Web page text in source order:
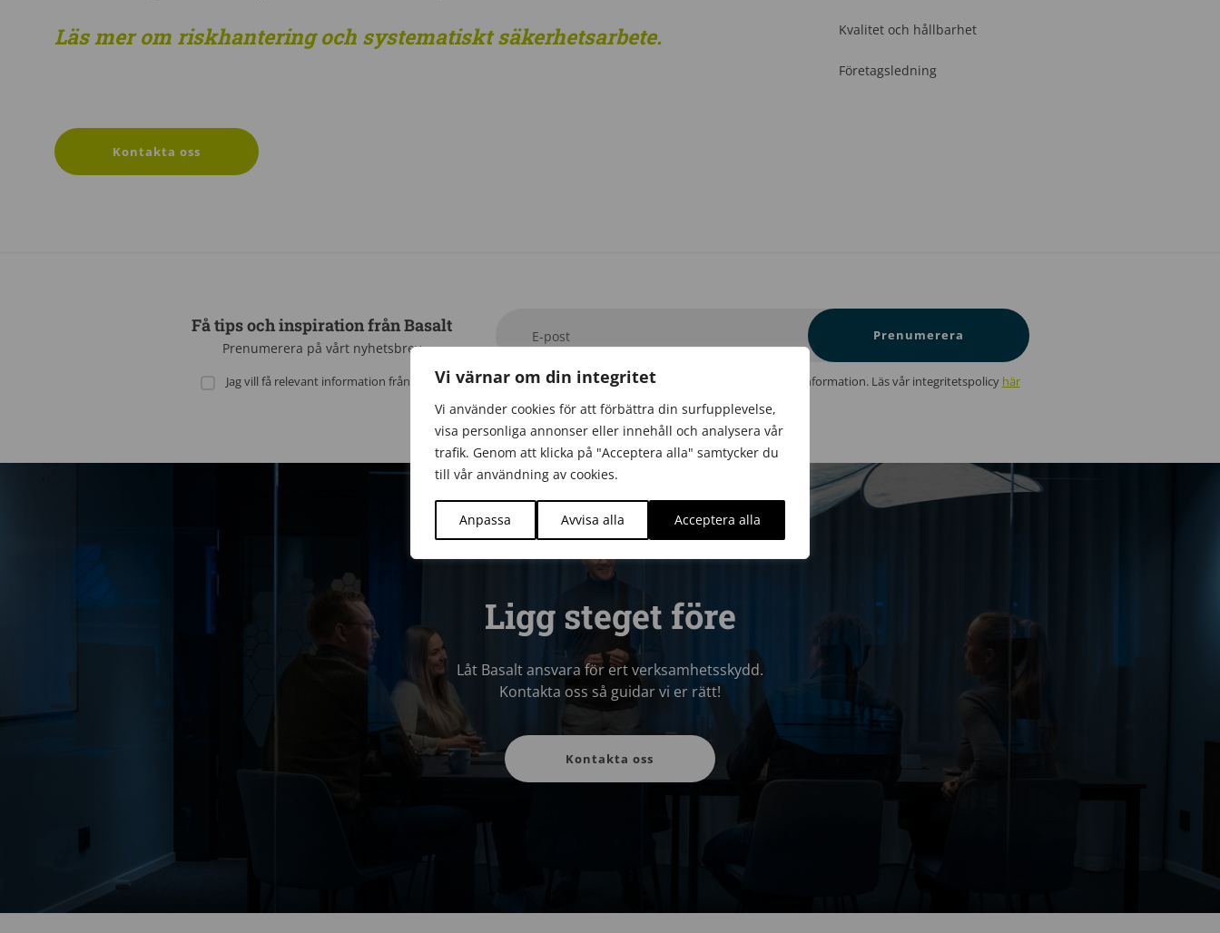
Vi värnar om din integritet
Vi använder cookies för att förbättra din surfupplevelse,
visa personliga annonser eller innehåll och analysera vår
trafik. Genom att klicka på "Acceptera alla" samtycker du
till vår användning av cookies.
Anpassa Avvisa alla Acceptera alla
Kvalitet och hållbarhet
Företagsledning
Läs mer om riskhantering och systematiskt säkerhetsarbete.
Kontakta oss
Få tips och inspiration från Basalt
Prenumerera på vårt nyhetsbrev
E-post Prenumerera
Jag vill få relevant information från Basalt AB till min inkorg. Basalt AB ska inte dela eller sälja min personliga information. Läs vår integritetspolicy här
Ligg steget före
Låt Basalt ansvara för ert verksamhetsskydd.
Kontakta oss så guidar vi er rätt!
Kontakta oss